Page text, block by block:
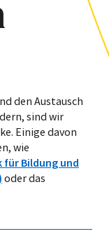
den Austausch
sind wir
Einige davon
wie
für Bildung und
oder das